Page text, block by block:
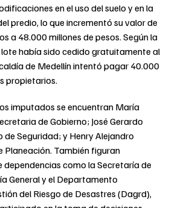
en el uso del suelo y en la
predio, lo que incrementó su valor de
a 48.000 millones de pesos. Según la
lote había sido cedido gratuitamente al
de Medellín intentó pagar 40.000
propietarios.
imputados se encuentran María
de Gobierno; José Gerardo
de Seguridad; y Henry Alejandro
Planeación. También figuran
dependencias como la Secretaría de
General y el Departamento
del Riesgo de Desastres (Dagrd),